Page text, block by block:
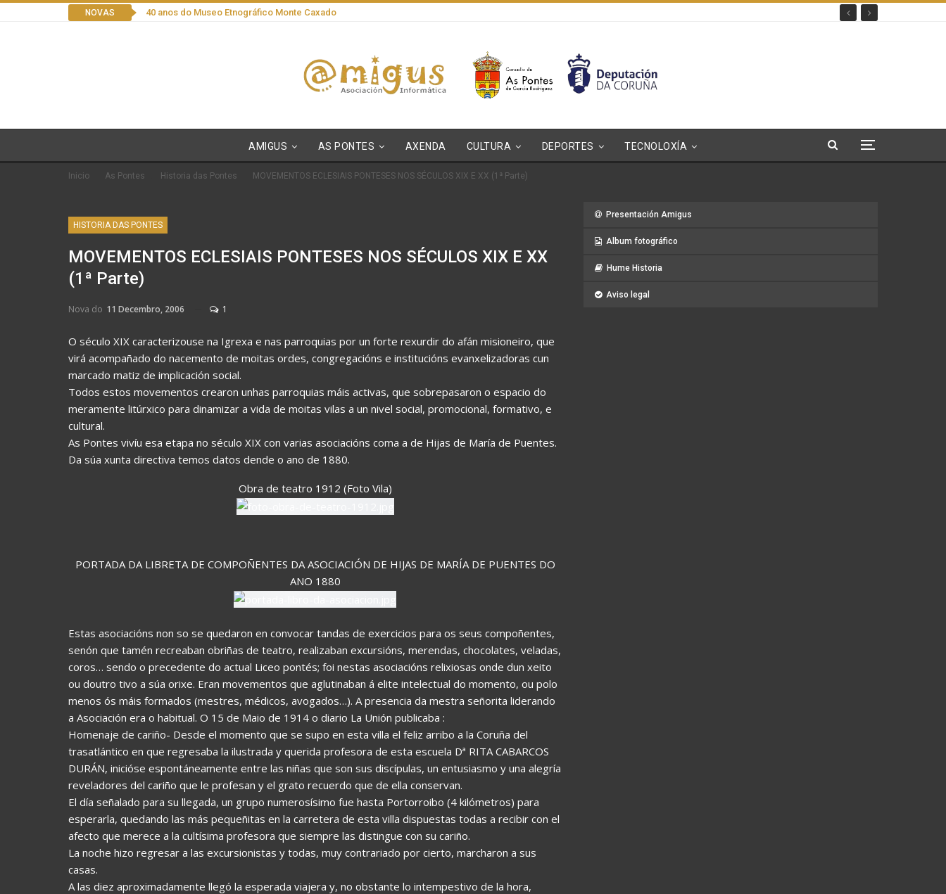
NOVAS 40 anos do Museo Etnográfico Monte Caxado
AMIGUS AS PONTES AXENDA CULTURA DEPORTES TECNOLOXÍA
Inicio As Pontes Historia das Pontes MOVEMENTOS ECLESIAIS PONTESES NOS SÉCULOS XIX E XX (1ª Parte)
HISTORIA DAS PONTES
MOVEMENTOS ECLESIAIS PONTESES NOS SÉCULOS XIX E XX
(1ª Parte)
Nova do 11 Decembro, 2006 1
O século XIX caracterizouse na Igrexa e nas parroquias por un forte rexurdir do afán misioneiro, que
virá acompañado do nacemento de moitas ordes, congregacións e institucións evanxelizadoras cun
marcado matiz de implicación social.
Todos estos movementos crearon unhas parroquias máis activas, que sobrepasaron o espacio do
meramente litúrxico para dinamizar a vida de moitas vilas a un nivel social, promocional, formativo, e
cultural.
As Pontes vivíu esa etapa no século XIX con varias asociacións coma a de Hijas de María de Puentes.
Da súa xunta directiva temos datos dende o ano de 1880.
Obra de teatro 1912 (Foto Vila)
PORTADA DA LIBRETA DE COMPOÑENTES DA ASOCIACIÓN DE HIJAS DE MARÍA DE PUENTES DO
ANO 1880
Estas asociacións non so se quedaron en convocar tandas de exercicios para os seus compoñentes,
senón que tamén recreaban obriñas de teatro, realizaban excursións, merendas, chocolates, veladas,
coros… sendo o precedente do actual Liceo pontés; foi nestas asociacións relixiosas onde dun xeito
ou doutro tivo a súa orixe. Eran movementos que aglutinaban á elite intelectual do momento, ou polo
menos ós máis formados (mestres, médicos, avogados…). A presencia da mestra señorita liderando
a Asociación era o habitual. O 15 de Maio de 1914 o diario La Unión publicaba :
Homenaje de cariño- Desde el momento que se supo en esta villa el feliz arribo a la Coruña del
trasatlántico en que regresaba la ilustrada y querida profesora de esta escuela Dª RITA CABARCOS
DURÁN, inicióse espontáneamente entre las niñas que son sus discípulas, un entusiasmo y una alegría
reveladores del cariño que le profesan y el grato recuerdo que de ella conservan.
El día señalado para su llegada, un grupo numerosísimo fue hasta Portorroibo (4 kilómetros) para
esperarla, quedando las más pequeñitas en la carretera de esta villa dispuestas todas a recibir con el
afecto que merece a la cultísima profesora que siempre las distingue con su cariño.
La noche hizo regresar a las excursionistas y todas, muy contrariado por cierto, marcharon a sus
casas.
A las diez aproximadamente llegó la esperada viajera y, no obstante lo intempestivo de la hora,
Presentación Amigus
Album fotográfico
Hume Historia
Aviso legal